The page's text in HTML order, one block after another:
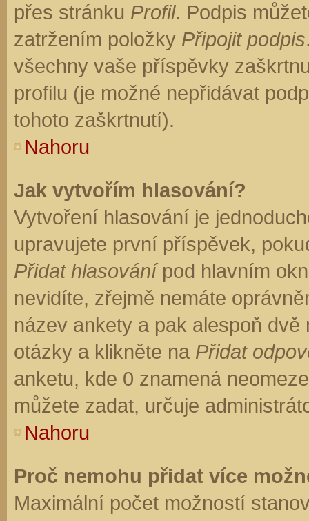
přes stránku Profil. Podpis
zatržením položky Připojit podpis
všechny vaše příspěvky
profilu (je možné nepřidávat
tohoto zaškrtnutí).
Nahoru
Jak vytvořím hlasování?
Vytvoření hlasování je
upravujete první příspěvek,
Přidat hlasovánípod hlavním
nevidíte, zřejmě nemáte
název ankety a pak alespoň
otázky a klikněte na Přidat
anketu, kde 0 znamená
můžete zadat, určuje
Nahoru
Proč nemohu přidat více
Maximální počet možností